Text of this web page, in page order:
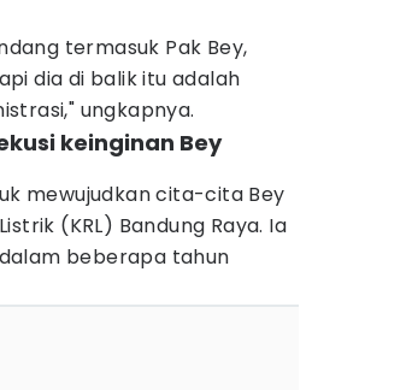
termasuk Pak Bey,
dia di balik itu adalah
ungkapnya.
keinginan Bey
mewujudkan cita-cita Bey
(KRL) Bandung Raya. Ia
beberapa tahun